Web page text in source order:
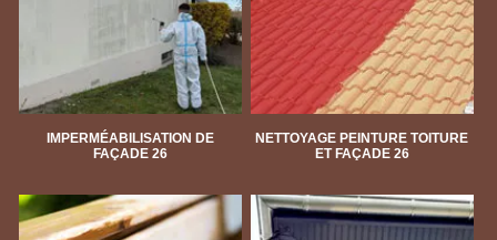
IMPERMÉABILISATION DE
FAÇADE 26
NETTOYAGE PEINTURE TOITURE
ET FAÇADE 26